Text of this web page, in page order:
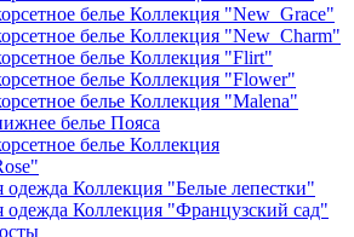
белье Коллекция "New_Grace"
белье Коллекция "New_Charm"
белье Коллекция "Flirt"
белье Коллекция "Flower"
белье Коллекция "Malena"
белье Пояса
белье Коллекция
Коллекция "Белые лепестки"
Коллекция "Французский сад"